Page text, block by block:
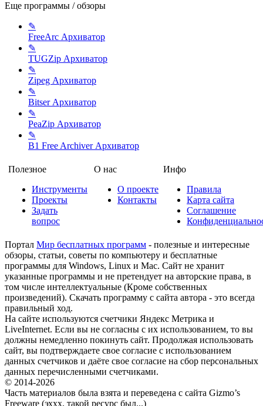
Еще программы / обзоры
✎
FreeArc Архиватор
✎
TUGZip Архиватор
✎
Zipeg Архиватор
✎
Bitser Архиватор
✎
PeaZip Архиватор
✎
B1 Free Archiver Архиватор
Полезное
Инструменты
Проекты
Задать
вопрос
О нас
О проекте
Контакты
Инфо
Правила
Карта сайта
Соглашение
Портал Мир бесплатных программ - полезные и интересные
обзоры, статьи, советы по компьютеру и бесплатные
программы для Windows, Linux и Mac. Сайт не хранит
указанные программы и не претендует на авторские права, в
том числе интеллектуальные (Кроме собственных
произведений). Скачать программу с сайта автора - это всегда
правильный ход.
На сайте используются счетчики Яндекс Метрика и
LiveInternet. Если вы не согласны с их использованием, то вы
должны немедленно покинуть сайт. Продолжая использовать
сайт, вы подтверждаете свое согласие с использованием
данных счетчиков и даёте свое согласие на сбор персональных
данных перечисленными счетчиками.
© 2014-2026
Часть материалов была взята и переведена с сайта Gizmo’s
Freeware (эххх, такой ресурс был...)